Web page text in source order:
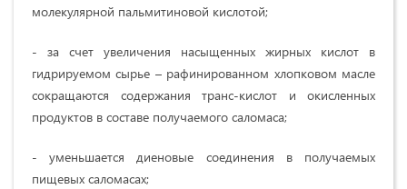
молекулярной пальмитиновой кислотой;
- за счет увеличения насыщенных жирных кислот в
гидрируемом сырье – рафинированном хлопковом масле
сокращаются содержания транс-кислот и окисленных
продуктов в составе получаемого саломаса;
- уменьшается диеновые соединения в получаемых
пищевых саломасах;